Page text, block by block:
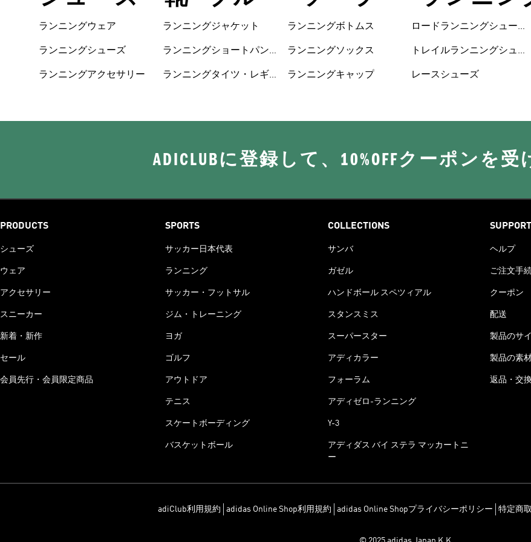
ランニングウェア
ランニングシューズ
ランニングアクセサリー
ランニングジャケット
ランニングショートパン
ランニングタイツ・レギ
ランニングボトムス
ランニングソックス
ランニングキャップ
ロードランニングシュー
トレイルランニングシュ
レースシューズ
ADICLUBに登録して、10%OFFクーポンを受
PRODUCTS
シューズ
ウェア
アクセサリー
スニーカー
新着・新作
セール
会員先行・会員限定商品
SPORTS
サッカー日本代表
ランニング
サッカー・フットサル
ジム・トレーニング
ヨガ
ゴルフ
アウトドア
テニス
スケートボーディング
バスケットボール
COLLECTIONS
サンバ
ガゼル
ハンドボール スペツィアル
スタンスミス
スーパースター
アディカラー
フォーラム
アディゼロ-ランニング
Y-3
アディダス バイ ステラ マッカートニ
ー
SUPPORT
ヘルプ
ご注文手
クーポン
配送
製品のサ
製品の素
返品・交
adiClub利用規約 adidas Online Shop利用規約 adidas Online Shopプライバシーポリシー 特定商